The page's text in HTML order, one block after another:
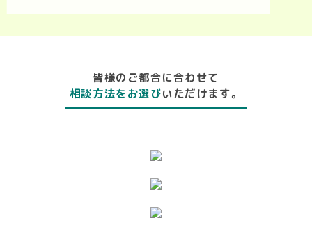
皆様のご都合に合わせて
相談方法をお選びいただけます。